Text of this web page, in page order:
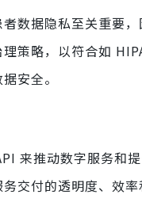
数据隐私至关重要
策略，以符合如
安全。
来推动数字服务和
交付的透明度、效